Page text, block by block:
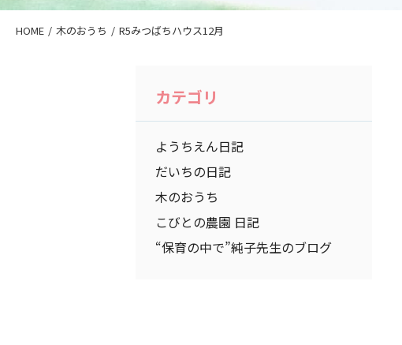
HOME 木のおうち R5みつばちハウス12月
カテゴリ
ようちえん日記
だいちの日記
木のおうち
こびとの農園 日記
“保育の中で”純子先生のブログ